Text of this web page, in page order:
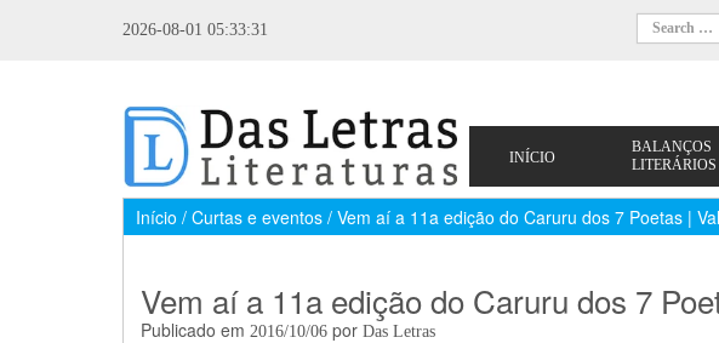
2026-08-01 05:33:31
Início / Curtas e eventos / Vem aí a 11a edição do Caruru dos 7 Poetas |
Vem aí a 11a edição do Caruru dos 7
Publicado em 2016/10/06por Das Letras